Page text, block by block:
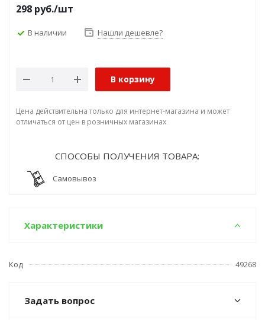
298 руб./шт
В наличии Нашли дешевле?
В корзину
Цена действительна только для интернет-магазина и может
отличаться от цен в розничных магазинах
СПОСОБЫ ПОЛУЧЕНИЯ ТОВАРА:
Самовывоз
Характеристики
Код 49268
Задать вопрос